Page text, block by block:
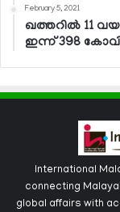
February 5, 2021
ഖത്തറില്‍ 11
ഇന്ന് 398
International
connecting
global affairs with